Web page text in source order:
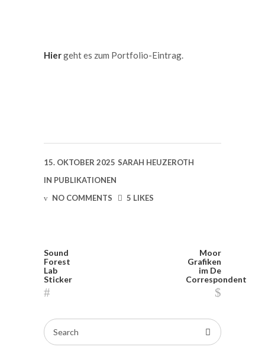
Hiergeht es zum Portfolio-Eintrag.
15. OKTOBER 2025 SARAH HEUZEROTH
IN PUBLIKATIONEN
NO COMMENTS
5 LIKES
Sound
Forest
Lab
Sticker
Moor
Grafiken
im De
Correspondent
Search
for: